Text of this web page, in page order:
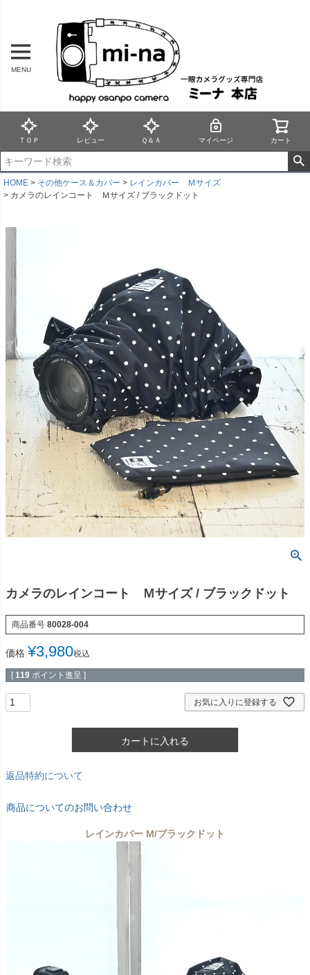
MENU
ＴＯＰ レビュー Ｑ＆Ａ マイページ カート
HOME その他ケース＆カバー
レインカバー Ｍサイズ
カメラのレインコート Ｍサイズ / ブラックドット
カメラのレインコート Ｍサイズ / ブラックドット
商品番号 80028-004
価格 ¥3,980税込
[ 119 ポイント進呈 ]
お気に入りに登録する
カートに入れる
返品特約について
商品についてのお問い合わせ
レインカバー M/ブラックドット